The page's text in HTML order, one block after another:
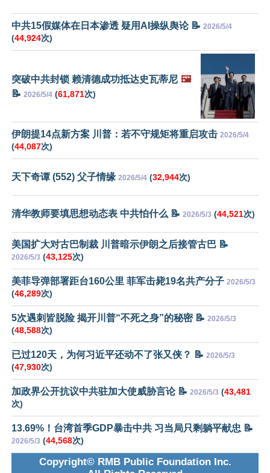
中共15假媒体在日本渗透 疑用AI操纵舆论 📝 2026/5/4
(44,924次)
突破中共封锁 赖清德成功抵达史瓦蒂尼 🖼️
📝 2026/5/4 (61,871次)
伊朗提14点新方案 川普：若不守规矩将重启攻击 2026/5/4
(44,087次)
天下奇谭 (552) 父子情缘 2026/5/4 (32,944次)
清华教师要填思想动态表 中共怕什么 📝 2026/5/3 (44,521次)
美国扩大对古巴制裁 川普暗示伊朗之后接管古巴 📝
2026/5/3 (43,125次)
美菲导弹部署距台160公里 菲军击毙19名共产分子 2026/5/3
(46,289次)
5次遇刺皆脱险 揭开川普“不死之身”的秘密 📝 2026/5/3
(48,588次)
已过120天，为何习近平还动不了张又侠？ 📝 2026/5/3
(47,930次)
加政界公开抗议中共驻加大使威胁言论 📝 2026/5/3 (43,481
次)
13.69%！台湾首季GDP暴击中共 习当局只剩躺平献忠 📝
2026/5/3 (44,568次)
Copyright© RMB Public Foundation Inc.